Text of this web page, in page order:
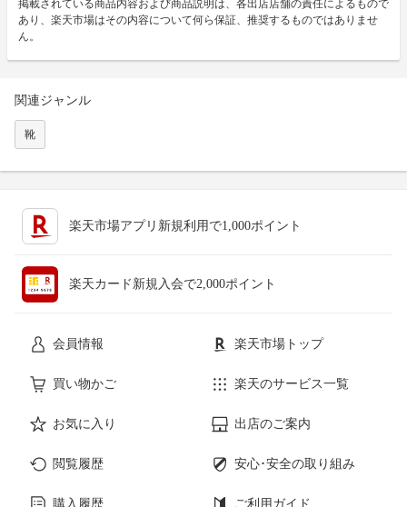
掲載されている商品内容および商品説明は、各出店店舗の責任によるもので
あり、楽天市場はその内容について何ら保証、推奨するものではありませ
ん。
関連ジャンル
靴
楽天市場アプリ新規利用で1,000ポイント
楽天カード新規入会で2,000ポイント
会員情報 楽天市場トップ
買い物かご 楽天のサービス一覧
お気に入り 出店のご案内
閲覧履歴 安心･安全の取り組み
購入履歴 ご利用ガイド